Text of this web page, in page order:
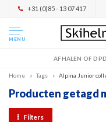
+31 (0)85 - 13 07 417
MENU
AFHALEN OF
Home Tags Alpina Junior
Producten getagd
Filters